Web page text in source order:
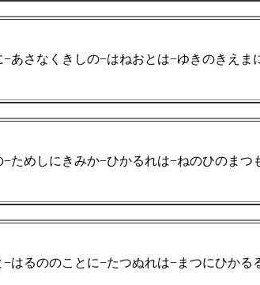
−あさなくきしの−はねおとは−ゆきのきえま
−ためしにきみか−ひかるれは−ねのひのまつ
−はるののことに−たつぬれは−まつにひかる